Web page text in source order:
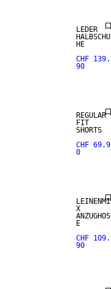
LEDER
HALBSCHU
HE
CHF 139.
90
REGULAR
FIT
SHORTS
CHF 69.9
0
LEINENMI
X
ANZUGHOS
E
CHF 109.
90